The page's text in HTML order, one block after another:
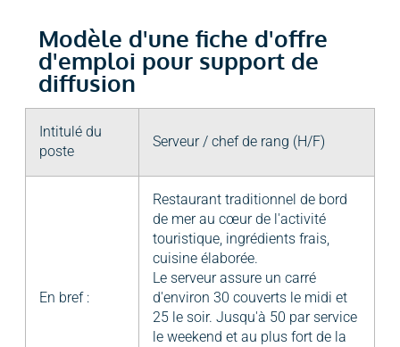
Modèle d'une fiche d'offre
d'emploi pour support de
diffusion
Intitulé du
poste
Serveur / chef de rang (H/F)
En bref :
Restaurant traditionnel de bord
de mer au cœur de l'activité
touristique, ingrédients frais,
cuisine élaborée.
Le serveur assure un carré
d'environ 30 couverts le midi et
25 le soir. Jusqu'à 50 par service
le weekend et au plus fort de la